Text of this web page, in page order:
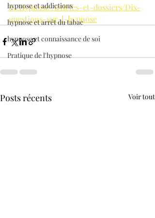
hypnose et addictions
hypnose et arrêt du tabac
hypnose et connaissance de soi
Pratique de l'hypnose
es/Hypnose/Articles-et-dossiers/Dix-
questions-sur-l-hypnose
Posts récents Voir tout